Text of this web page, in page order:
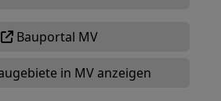
Bauportal MV
in MV anzeigen